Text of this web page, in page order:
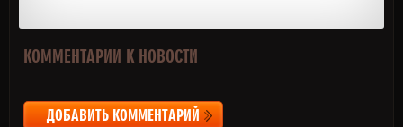
КОММЕНТАРИИ К НОВОСТИ
ДОБАВИТЬ КОММЕНТАРИЙ